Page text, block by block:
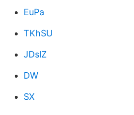
EuPa
TKhSU
JDslZ
DW
SX